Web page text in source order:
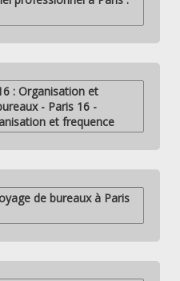
: Organisation et
- Paris 16 -
et frequence
de bureaux à Paris